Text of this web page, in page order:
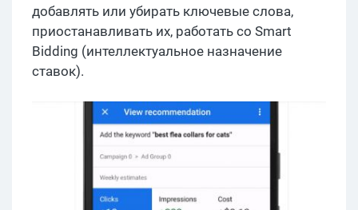
добавлять или убирать ключевые слова,
приостанавливать их, работать со Smart
Bidding (интеллектуальное назначение
ставок).